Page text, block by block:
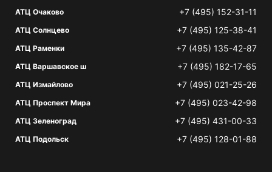
АТЦ Очаково +7 (495) 152-31-11
АТЦ Солнцево +7 (495) 125-38-41
АТЦ Раменки +7 (495) 135-42-87
АТЦ Варшавское ш +7 (495) 182-17-65
АТЦ Измайлово +7 (495) 021-25-26
АТЦ Проспект Мира +7 (495) 023-42-98
АТЦ Зеленоград +7 (495) 431-00-33
АТЦ Подольск +7 (495) 128-01-88